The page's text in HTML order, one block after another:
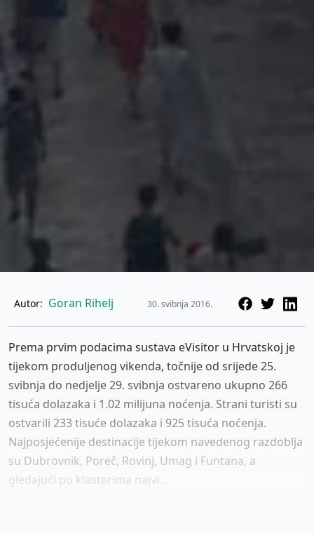
Autor: Goran Rihelj 30. svibnja 2016.
Prema prvim podacima sustava eVisitor u Hrvatskoj je
tijekom produljenog vikenda, točnije od srijede 25.
svibnja do nedjelje 29. svibnja ostvareno ukupno 266
tisuća dolazaka i 1.02 milijuna noćenja. Strani turisti su
ostvarili 233 tisuće dolazaka i 925 tisuća noćenja.
Najposjećenije destinacije tijekom navedenog razdoblja
su Dubrovnik, Poreč, Rovinj, Umag i Funtana, a
gledajući po klasterima najvi...